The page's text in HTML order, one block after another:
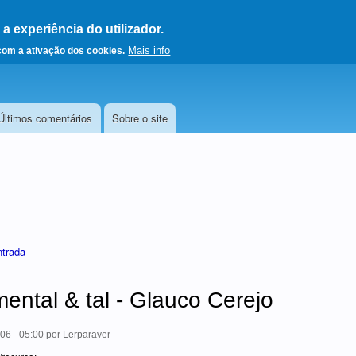
experiência do utilizador.
a ativação dos cookies. Mais info
página principal
comentários Sobre o site
& tal - Glauco Cerejo
- 05:00por Lerparaver